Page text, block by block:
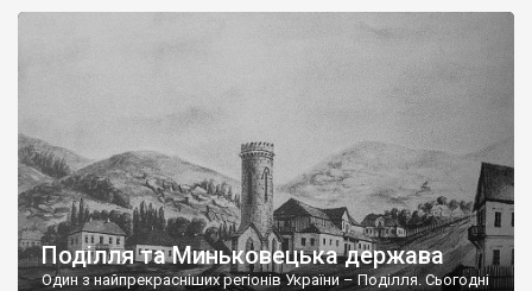
жителів до свободи і демократичних принципів. Тут же
безпосередньо торкнемось короткого опису героя нашої
існування будь-якої держави – з ПРАВА. Магдебурзьке право,
Поділля та Миньковецька держава
Один з найпрекрасніших регіонів України – Поділля. Сьогодні